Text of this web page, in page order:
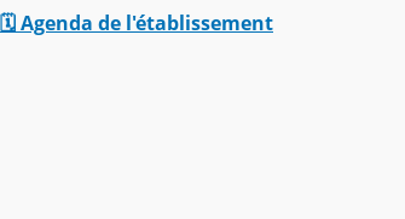
🗓️ Agenda de l'établissement